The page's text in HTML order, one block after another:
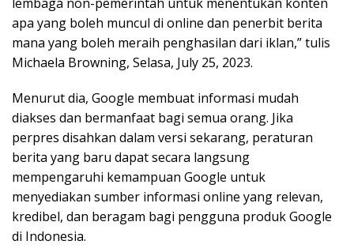
apa yang boleh muncul di online dan penerbit berita
mana yang boleh meraih penghasilan dari iklan,” tulis
Michaela Browning, Selasa, July 25, 2023.
Menurut dia, Google membuat informasi mudah
diakses dan bermanfaat bagi semua orang. Jika
perpres disahkan dalam versi sekarang, peraturan
berita yang baru dapat secara langsung
mempengaruhi kemampuan Google untuk
menyediakan sumber informasi online yang relevan,
kredibel, dan beragam bagi pengguna produk Google
di Indonesia.